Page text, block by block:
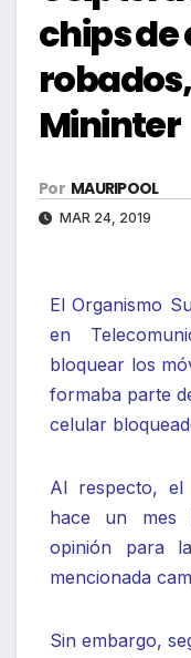
chips
Mininter
Por MAURIPOOL
MAR 24, 2019
El Organismo
en
bloquear los
formaba parte
celular
Al respecto, el
hace un mes
opinión para
mencionada
Sin embargo,